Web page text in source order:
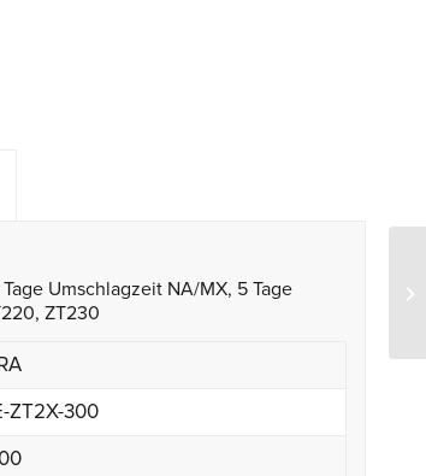
Umschlagzeit NA/MX, 5 Tage
ZT230
ZT2X-300